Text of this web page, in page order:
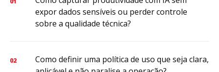
expor dados sensíveis ou perder controle
sobre a qualidade técnica?
02
Como definir uma política de uso que seja clara,